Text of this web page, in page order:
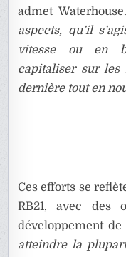
admet
aspects, qu’il
vitesse ou en
capitaliser sur les
dernière tout en
Ces efforts se
RB21, avec des
développement de
atteindre la